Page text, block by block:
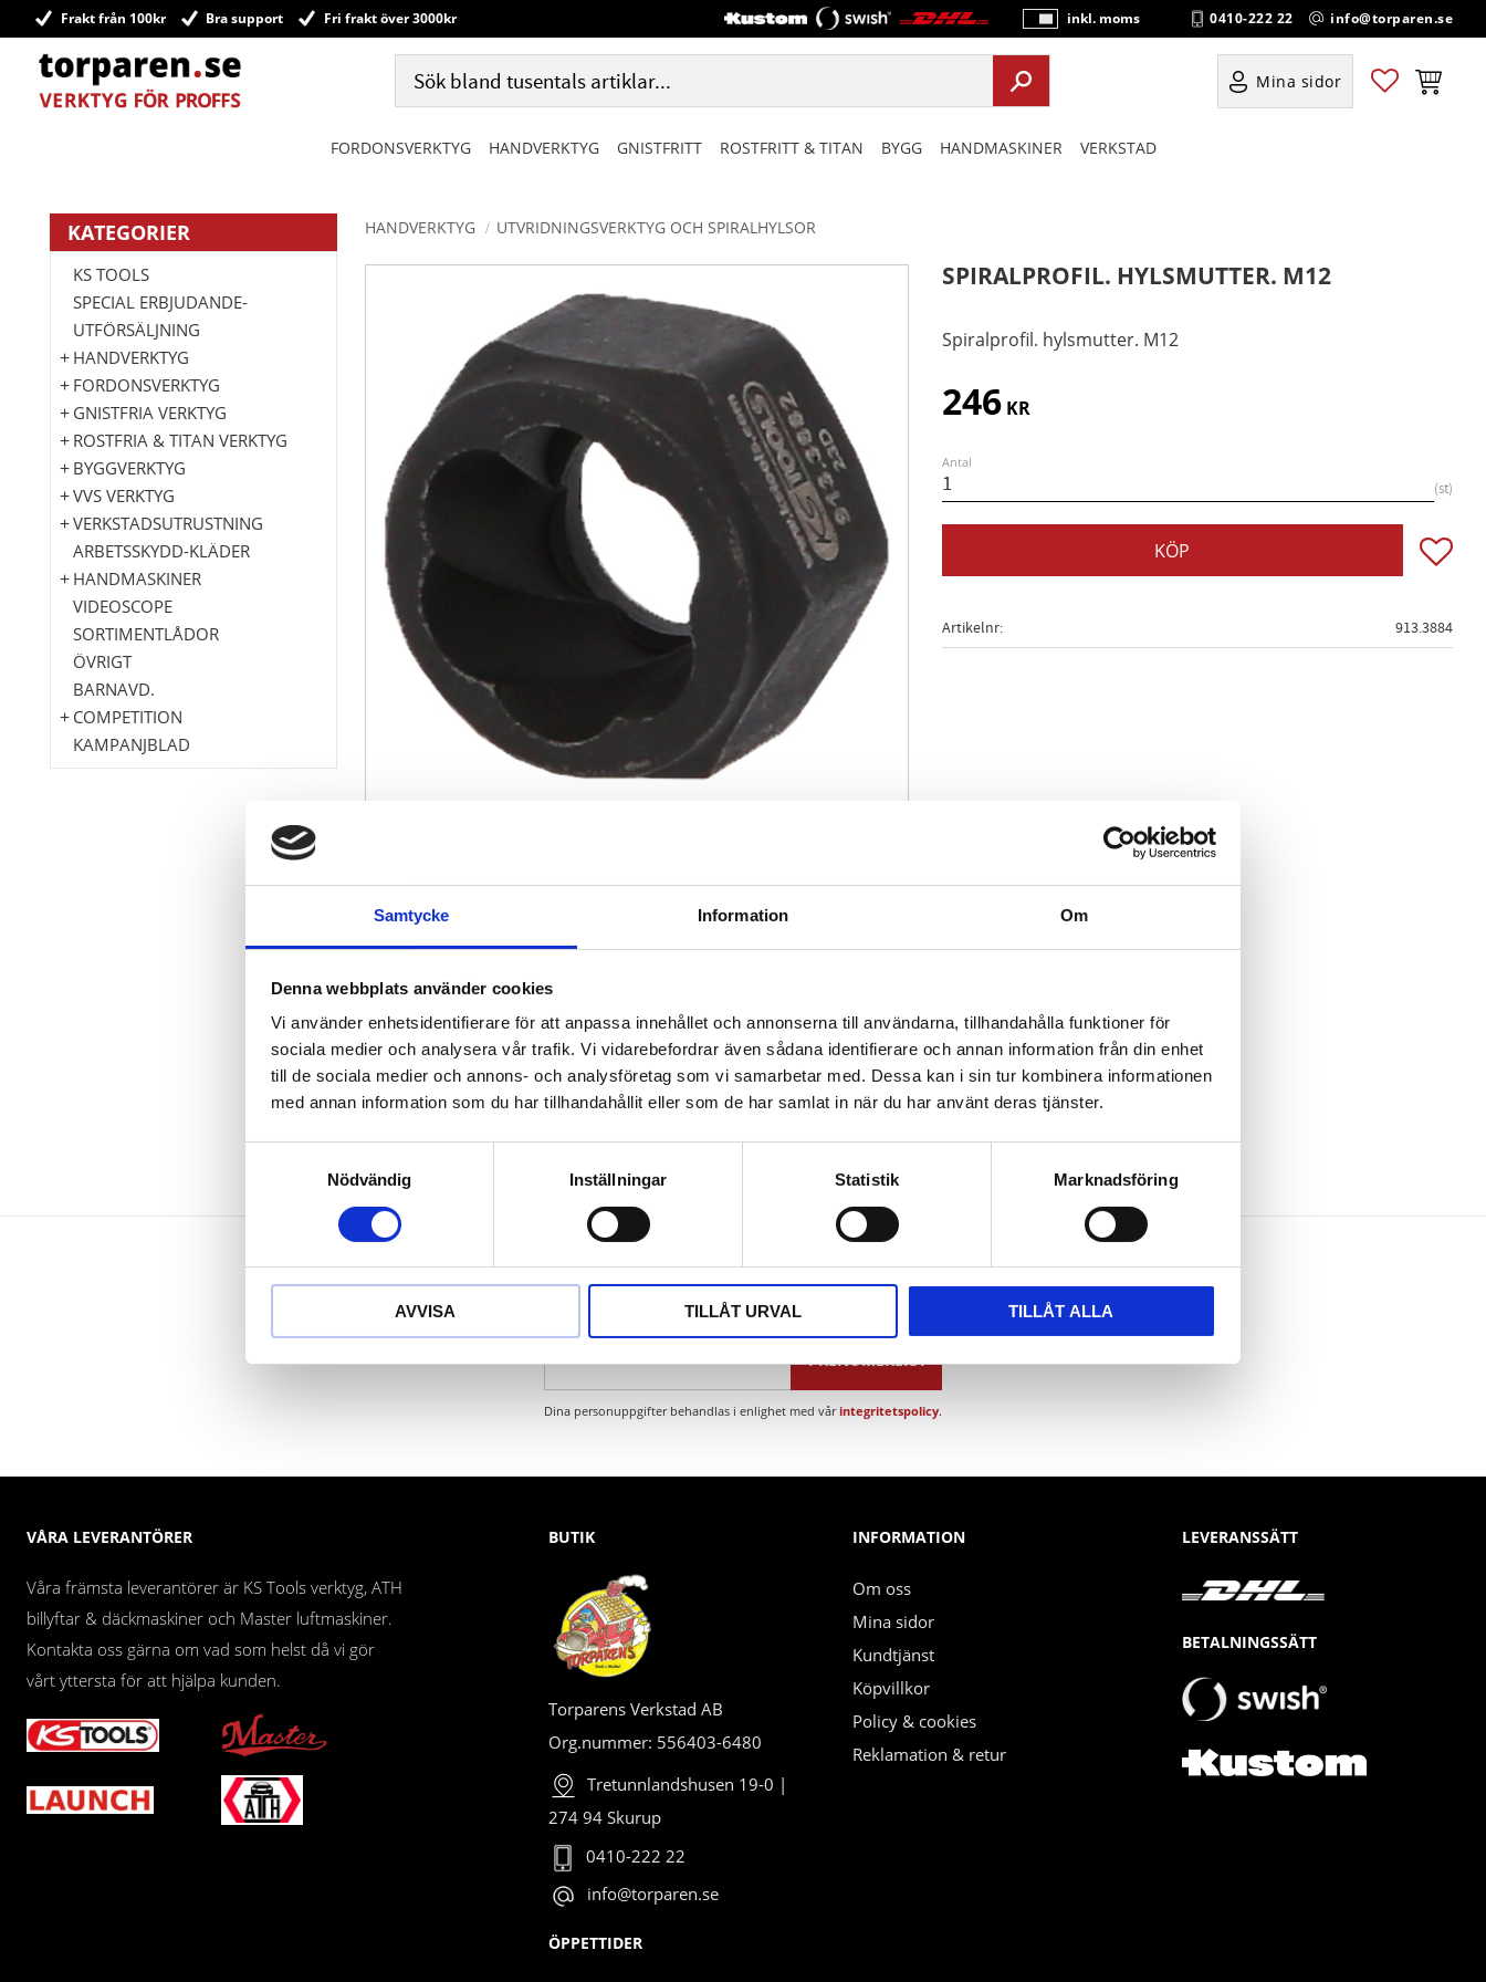
Samtycke Information Om
Denna webbplats använder cookies
Vi använder enhetsidentifierare för att anpassa innehållet och annonserna till användarna, tillhandahålla funktioner för
sociala medier och analysera vår trafik. Vi vidarebefordrar även sådana identifierare och annan information från din enhet
till de sociala medier och annons- och analysföretag som vi samarbetar med. Dessa kan i sin tur kombinera informationen
med annan information som du har tillhandahållit eller som de har samlat in när du har använt deras tjänster.
Nödvändig
Inställningar Statistik Marknadsföring
AVVISA TILLÅT URVAL TILLÅT ALLA
Frakt från 100kr Bra support Fri frakt över 3000kr
P
ri
s
e
vi
inkl. moms 0410-222 22 info@torparen.se
Mina sidor Favoriter
FORDONSVERKTYG HANDVERKTYG GNISTFRITT ROSTFRITT & TITAN BYGG HANDMASKINER VERKSTAD
HANDVERKTYG UTVRIDNINGSVERKTYG OCH SPIRALHYLSOR
SPIRALPROFIL. HYLSMUTTER. M12
Spiralprofil. hylsmutter. M12
246KR
Antal
st
KÖP Lägg
Artikelnr 913.3884
Avsmalnande specialprofil med aggressiva spiralspår
Friktionskoppling mellan hylsan och huvudet
Drivning valfritt via hylsa eller ringnyckel
Krom molybden
KATEGORIER
KS TOOLS
SPECIAL ERBJUDANDE-
UTFÖRSÄLJNING
HANDVERKTYG
FORDONSVERKTYG
GNISTFRIA VERKTYG
ROSTFRIA & TITAN VERKTYG
BYGGVERKTYG
VVS VERKTYG
VERKSTADSUTRUSTNING
ARBETSSKYDD-KLÄDER
HANDMASKINER
VIDEOSCOPE
SORTIMENTLÅDOR
ÖVRIGT
BARNAVD.
COMPETITION
KAMPANJBLAD
Nyhetsbrev
PRENUMERERA
Dina personuppgifter behandlas i enlighet med vårintegritetspolicy.
VÅRA LEVERANTÖRER
Våra främsta leverantörer är KS Tools verktyg, ATH
billyftar & däckmaskiner och Master luftmaskiner.
Kontakta oss gärna om vad som helst då vi gör
vårt yttersta för att hjälpa kunden.
BUTIK
Torparens Verkstad AB
Org.nummer: 556403-6480
Tretunnlandshusen 19-0 |
274 94 Skurup
0410-222 22
info@torparen.se
ÖPPETTIDER
INFORMATION
Om oss
Mina sidor
Kundtjänst
Köpvillkor
Policy & cookies
Reklamation & retur
LEVERANSSÄTT
BETALNINGSSÄTT